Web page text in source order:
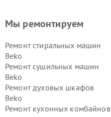
Мы ремонтируем
Ремонт стиральных машин
Beko
Ремонт сушильных машин
Beko
Ремонт духовых шкафов
Beko
Ремонт кухонных комбайнов